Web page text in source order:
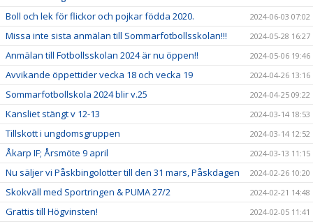
Boll och lek för flickor och pojkar födda 2020. 2024-06-03 07:02
Missa inte sista anmälan till Sommarfotbollsskolan!!! 2024-05-28 16:27
Anmälan till Fotbollsskolan 2024 är nu öppen!! 2024-05-06 19:46
Avvikande öppettider vecka 18 och vecka 19 2024-04-26 13:16
Sommarfotbollskola 2024 blir v.25 2024-04-25 09:22
Kansliet stängt v 12-13 2024-03-14 18:53
Tillskott i ungdomsgruppen 2024-03-14 12:52
Åkarp IF; Årsmöte 9 april 2024-03-13 11:15
Nu säljer vi Påskbingolotter till den 31 mars, Påskdagen 2024-02-26 10:20
Skokväll med Sportringen & PUMA 27/2 2024-02-21 14:48
Grattis till Högvinsten! 2024-02-05 11:41